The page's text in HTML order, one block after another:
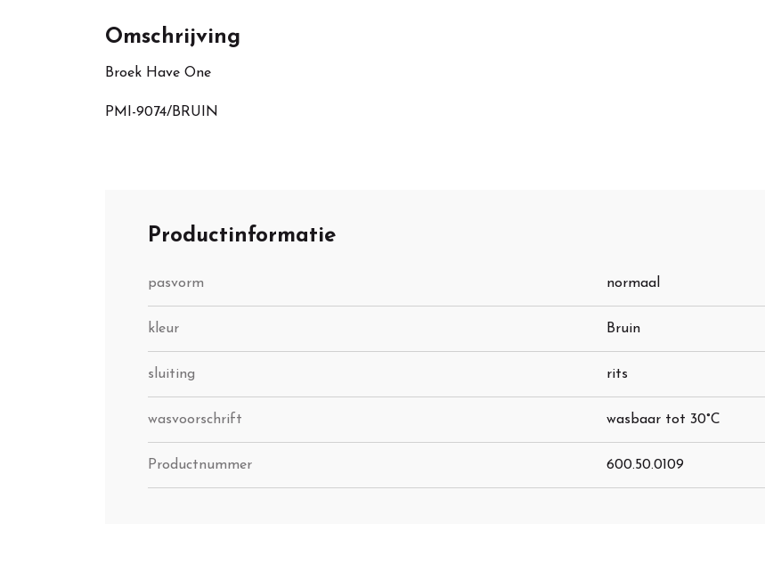
Omschrijving
Broek Have One
PMI-9074/BRUIN
Productinformatie
pasvorm normaal
kleur Bruin
sluiting rits
wasvoorschrift wasbaar tot 30°C
Productnummer 600.50.0109